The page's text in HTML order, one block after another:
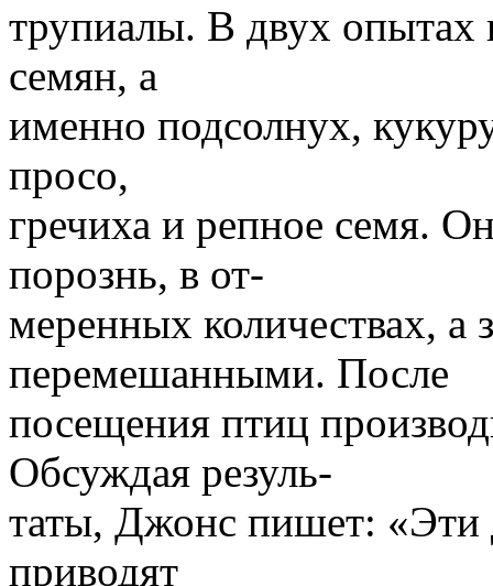
трупиалы. В двух опытах
семян, а
именно подсолнух,
просо,
гречиха и репное семя.
порознь, в от-
меренных количествах, а
перемешанными. После
посещения птиц
Обсуждая резуль-
таты, Джонс пишет: «Эти
приводят